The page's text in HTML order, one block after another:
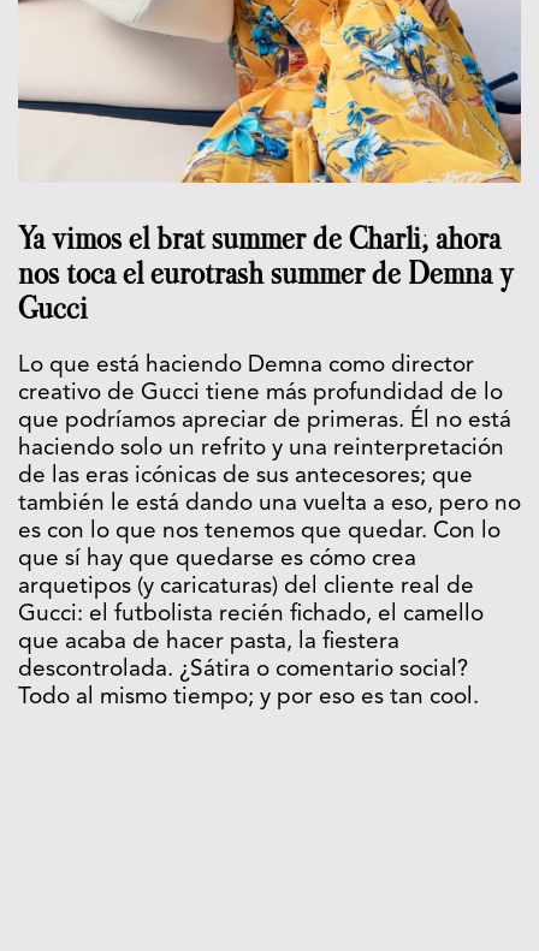
Ya vimos el brat summer de Charli; ahora
nos toca el eurotrash summer de Demna y
Gucci
Lo que está haciendo Demna como director
creativo de Gucci tiene más profundidad de lo
que podríamos apreciar de primeras. Él no está
haciendo solo un refrito y una reinterpretación
de las eras icónicas de sus antecesores; que
también le está dando una vuelta a eso, pero no
es con lo que nos tenemos que quedar. Con lo
que sí hay que quedarse es cómo crea
arquetipos (y caricaturas) del cliente real de
Gucci: el futbolista recién fichado, el camello
que acaba de hacer pasta, la fiestera
descontrolada. ¿Sátira o comentario social?
Todo al mismo tiempo; y por eso es tan cool.